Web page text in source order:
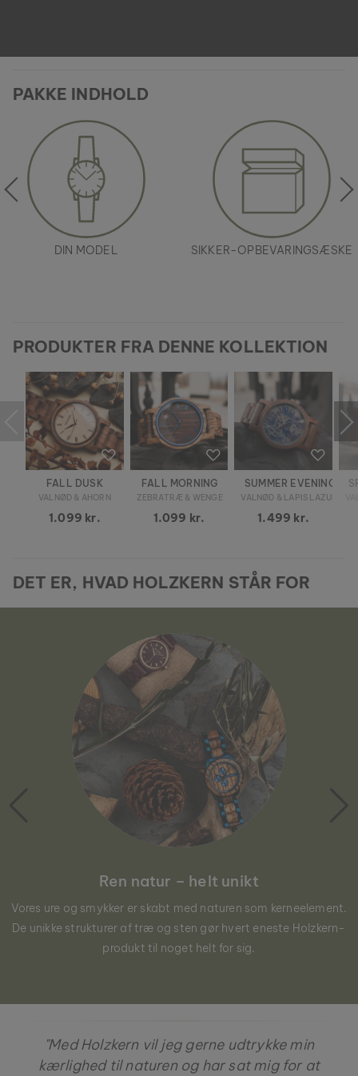
PAKKE INDHOLD
DIN MODEL SIKKER-OPBEVARINGSÆSKE
PRODUKTER FRA DENNE KOLLEKTION
FALL DUSK
VALNØD & AHORN
1.099 kr.
FALL MORNING
ZEBRATRÆ & WENGE
1.099 kr.
SUMMER EVENING
VALNØD & LAPIS LAZULI
1.499 kr.
DET ER, HVAD HOLZKERN STÅR FOR
Ren natur – helt unikt
Vores ure og smykker er skabt med naturen som kerneelement.
De unikke strukturer af træ og sten gør hvert eneste Holzkern-
produkt til noget helt for sig.
"Med Holzkern vil jeg gerne udtrykke min
kærlighed til naturen og har sat mig for at